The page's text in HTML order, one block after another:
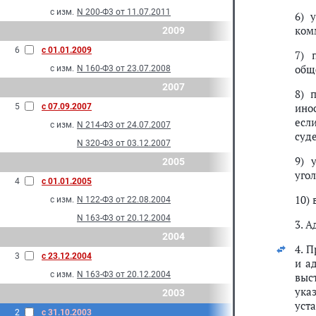
с изм. N 200-Ф3 от 11.07.2011
2009
6
с 01.01.2009
с изм. N 160-Ф3 от 23.07.2008
2007
5
с 07.09.2007
с изм. N 214-Ф3 от 24.07.2007
N 320-Ф3 от 03.12.2007
2005
4
с 01.01.2005
с изм. N 122-Ф3 от 22.08.2004
N 163-Ф3 от 20.12.2004
2004
3
с 23.12.2004
с изм. N 163-Ф3 от 20.12.2004
2003
2 с 31.10.2003
6)
7)
8)
9)
10)
3.
4.
и